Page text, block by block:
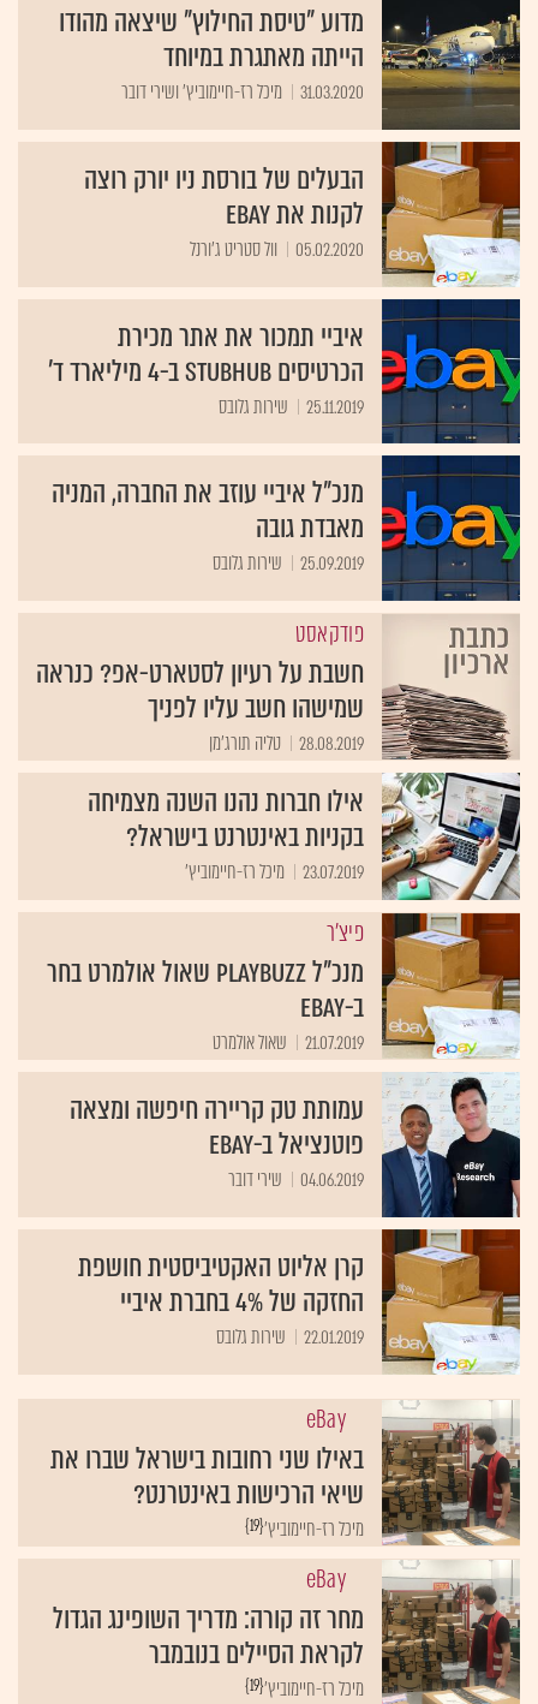
מדוע "טיסת החילוץ" שיצאה מהודו
הייתה מאתגרת במיוחד
31.03.2020 מיכל רז-חיימוביץ' ושירי דובר
הבעלים של בורסת ניו יורק רוצה
לקנות את eBay
05.02.2020 וול סטריט ג'ורנל
איביי תמכור את אתר מכירת
הכרטיסים StubHub ב-4 מיליארד ד'
25.11.2019 שירות גלובס
מנכ"ל איביי עוזב את החברה, המניה
מאבדת גובה
25.09.2019 שירות גלובס
פודקאסט
חשבת על רעיון לסטארט-אפ? כנראה
שמישהו חשב עליו לפניך
28.08.2019 טליה תורג'מן
אילו חברות נהנו השנה מצמיחה
בקניות באינטרנט בישראל?
23.07.2019 מיכל רז-חיימוביץ'
פיצ'ר
מנכ"ל Playbuzz שאול אולמרט בחר
ב-eBay
21.07.2019 שאול אולמרט
עמותת טק קריירה חיפשה ומצאה
פוטנציאל ב-eBay
04.06.2019 שירי דובר
קרן אליוט האקטיביסטית חושפת
החזקה של 4% בחברת איביי
22.01.2019 שירות גלובס
eBay
באילו שני רחובות בישראל שברו את
שיאי הרכישות באינטרנט?
{19}מיכל רז-חיימוביץ'
eBay
מחר זה קורה: מדריך השופינג הגדול
לקראת הסיילים בנובמבר
{19}מיכל רז-חיימוביץ'